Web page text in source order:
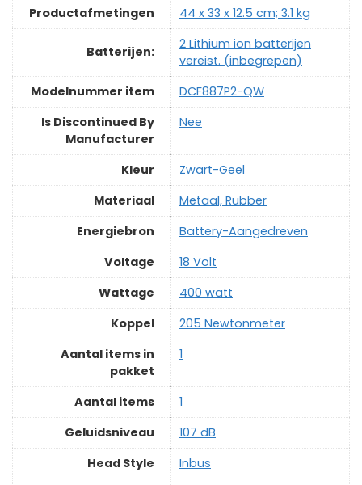
Productafmetingen ‎44 x 33 x 12.5 cm; 3.1 kg
Batterijen:
‎2 Lithium ion batterijen
vereist. (inbegrepen)
Modelnummer item
‎DCF887P2-QW
Is Discontinued By
Manufacturer
‎Nee
Kleur
‎Zwart-Geel
Materiaal
‎Metaal, Rubber
Energiebron
‎Battery-Aangedreven
Voltage
‎18 Volt
Wattage
‎400 watt
Koppel
‎205 Newtonmeter
Aantal items in
pakket
‎1
Aantal items
‎1
Geluidsniveau
‎107 dB
Head Style
‎Inbus